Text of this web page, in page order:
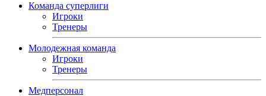
Команда суперлиги
Игроки
Тренеры
Молодежная команда
Игроки
Тренеры
Медперсонал